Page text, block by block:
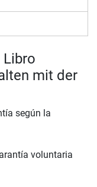
Libro
mit der
según la
voluntaria